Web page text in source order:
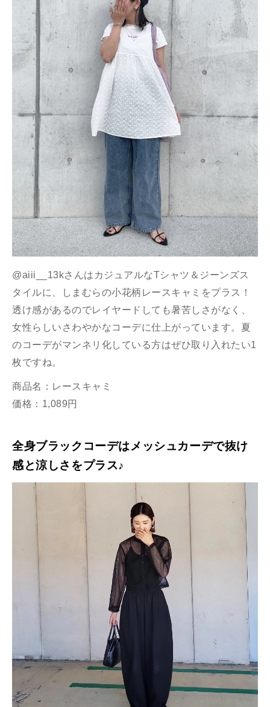
@aiii__13kさんはカジュアルなTシャツ＆ジーンズス
タイルに、しまむらの小花柄レースキャミをプラス！
透け感があるのでレイヤードしても暑苦しさがなく、
女性らしいさわやかなコーデに仕上がっています。夏
のコーデがマンネリ化している方はぜひ取り入れたい1
枚ですね。
商品名：レースキャミ
価格：1,089円
全身ブラックコーデはメッシュカーデで抜け
感と涼しさをプラス♪